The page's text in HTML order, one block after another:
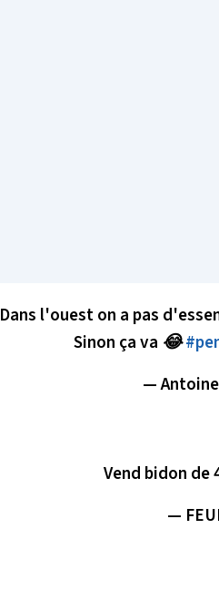
Dans l'ouest on a pas
Sinon ça va 😂
—
Vend bidon de
—